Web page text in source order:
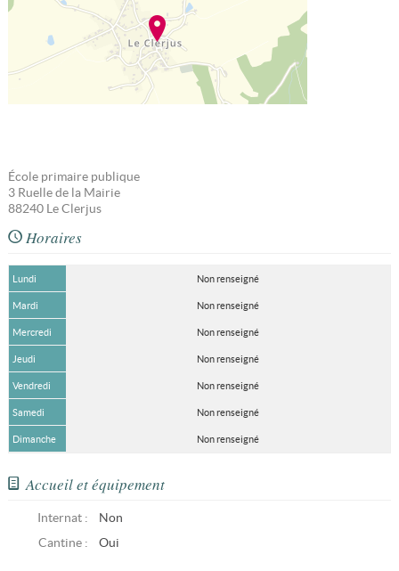
École primaire publique
3 Ruelle de la Mairie
88240 Le Clerjus
Horaires
Lundi Non renseigné
Mardi Non renseigné
Mercredi Non renseigné
Jeudi Non renseigné
Vendredi Non renseigné
Samedi Non renseigné
Dimanche Non renseigné
Accueil et équipement
Internat :
Non
Cantine :
Oui